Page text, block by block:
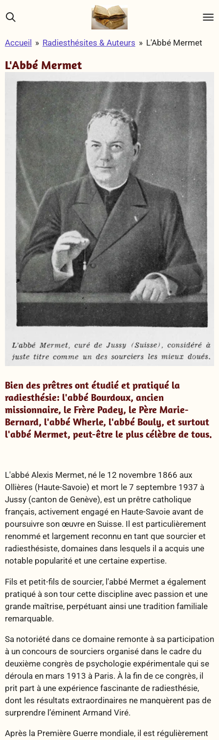
Passer
au
principal
Accueil » Radiesthésites & Auteurs » L'Abbé Mermet
L'Abbé Mermet
Bien des prêtres ont étudié et pratiqué la
radiesthésie: l'abbé Bourdoux, ancien
missionnaire, le Frère Padey, le Père Marie-
Bernard, l'abbé Wherle, l'abbé Bouly, et surtout
l'abbé Mermet, peut-être le plus célèbre de tous.
L'abbé Alexis Mermet, né le 12 novembre 1866 aux
Ollières (Haute-Savoie) et mort le 7 septembre 1937 à
Jussy (canton de Genève), est un prêtre catholique
français, activement engagé en Haute-Savoie avant de
poursuivre son œuvre en Suisse. Il est particulièrement
renommé et largement reconnu en tant que sourcier et
radiesthésiste, domaines dans lesquels il a acquis une
notable popularité et une certaine expertise.
Fils et petit-fils de sourcier, l'abbé Mermet a également
pratiqué à son tour cette discipline avec passion et une
grande maîtrise, perpétuant ainsi une tradition familiale
remarquable.
Sa notoriété dans ce domaine remonte à sa participation
à un concours de sourciers organisé dans le cadre du
deuxième congrès de psychologie expérimentale qui se
déroula en mars 1913 à Paris. À la fin de ce congrès, il
prit part à une expérience fascinante de radiesthésie,
dont les résultats extraordinaires ne manquèrent pas de
surprendre l’éminent Armand Viré.
Après la Première Guerre mondiale, il est régulièrement